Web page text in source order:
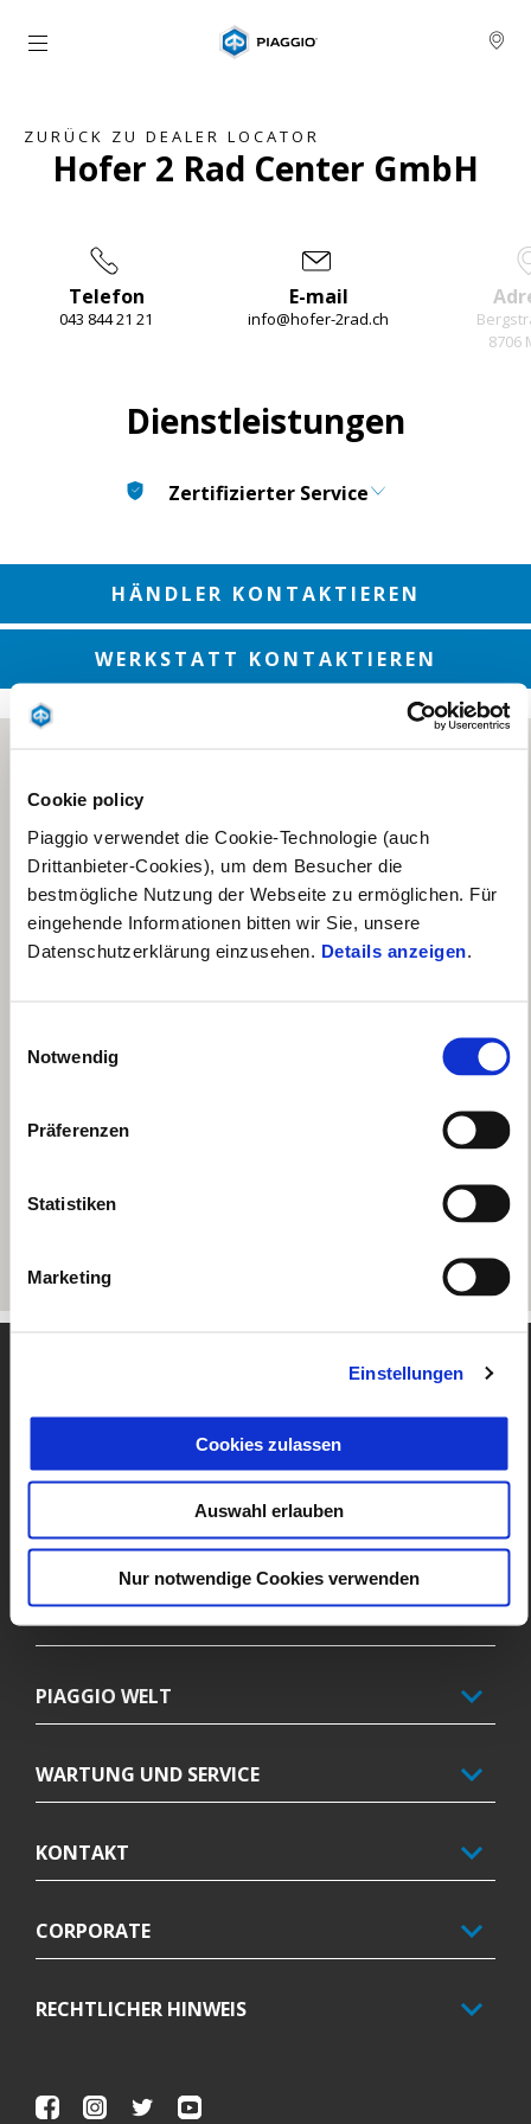
Cookie policy
Piaggio verwendet die Cookie-Technologie (auch
Drittanbieter-Cookies), um dem Besucher die
bestmögliche Nutzung der Webseite zu ermöglichen. Für
eingehende Informationen bitten wir Sie, unsere
Datenschutzerklärung einzusehen. Details anzeigen
Notwendig
Präferenzen
Statistiken
Marketing
Einstellungen
Cookies zulassen
Auswahl erlauben
Nur notwendige Cookies verwenden
Skip to content
ZURÜCK ZU DEALER LOCATOR
Hofer 2 Rad Center GmbH
Telefon
043 844 21 21
E-mail
info@hofer-2rad.ch
8706
Dienstleistungen
Zertifizierter Service
HÄNDLER KONTAKTIEREN
WERKSTATT KONTAKTIEREN
ANGEBOTE
PIAGGIO WELT
WARTUNG UND SERVICE
KONTAKT
CORPORATE
RECHTLICHER HINWEIS
FacebookInstagram
Twitter